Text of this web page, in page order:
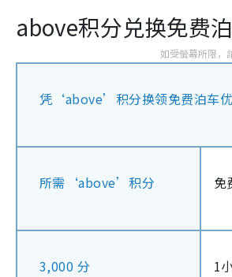
above积分兑换免费
凭‘above’积分换领免费泊车
所需‘above’积分 免
3,000 分 1